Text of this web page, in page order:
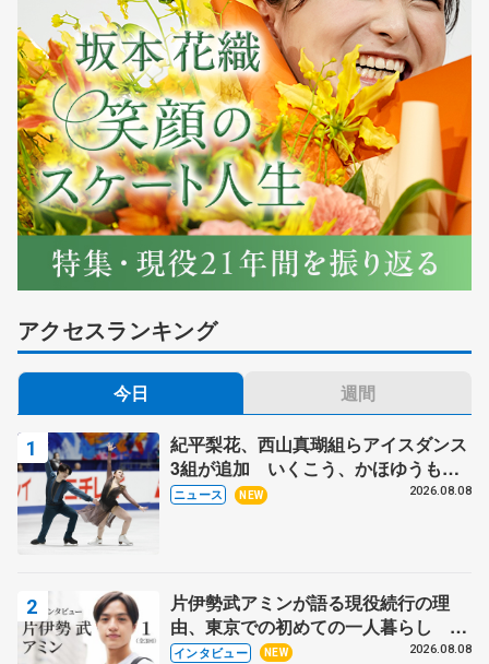
アクセスランキング
今日 週間
紀平梨花、西山真瑚組らアイスダンス
3組が追加 いくこう、かほゆうも、
木下グループ杯
ニュース NEW 2026.08.08
片伊勢武アミンが語る現役続行の理
由、東京での初めての一人暮らし 注
目スケーターの「今」に迫る
インタビュー NEW 2026.08.08